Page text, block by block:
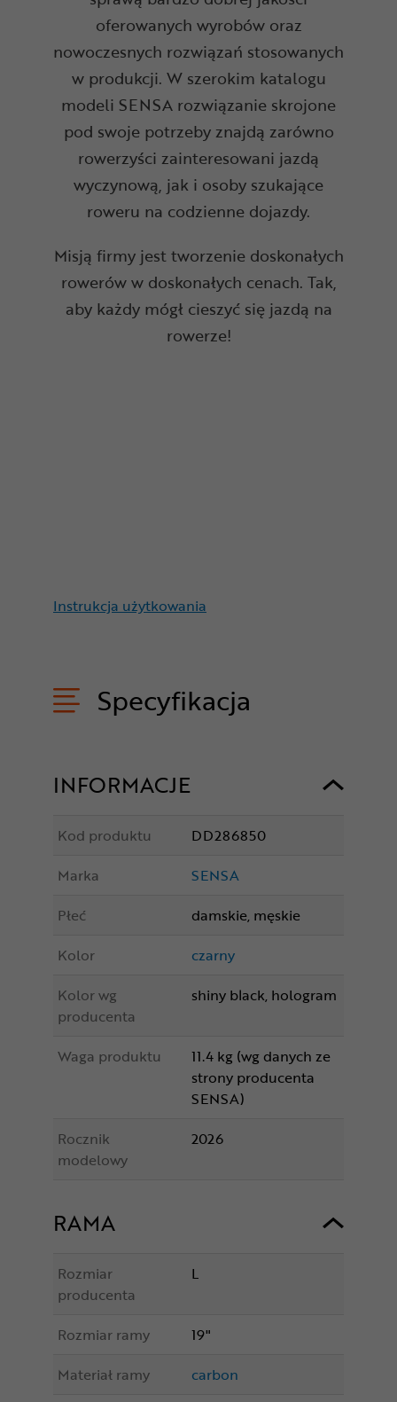
oferowanych wyrobów oraz
nowoczesnych rozwiązań stosowanych
w produkcji. W szerokim katalogu
modeli SENSA rozwiązanie skrojone
pod swoje potrzeby znajdą zarówno
rowerzyści zainteresowani jazdą
wyczynową, jak i osoby szukające
roweru na codzienne dojazdy.
Misją firmy jest tworzenie doskonałych
rowerów w doskonałych cenach. Tak,
aby każdy mógł cieszyć się jazdą na
rowerze!
Instrukcja użytkowania
Specyfikacja
INFORMACJE
Kod produktu
DD286850
Marka
SENSA
Płeć
damskie, męskie
Kolor
czarny
Kolor wg
producenta
shiny black, hologram
Waga produktu
11.4 kg (wg danych ze
strony producenta
SENSA)
Rocznik
modelowy
2026
RAMA
Rozmiar
producenta
L
Rozmiar ramy
19"
Materiał ramy
carbon